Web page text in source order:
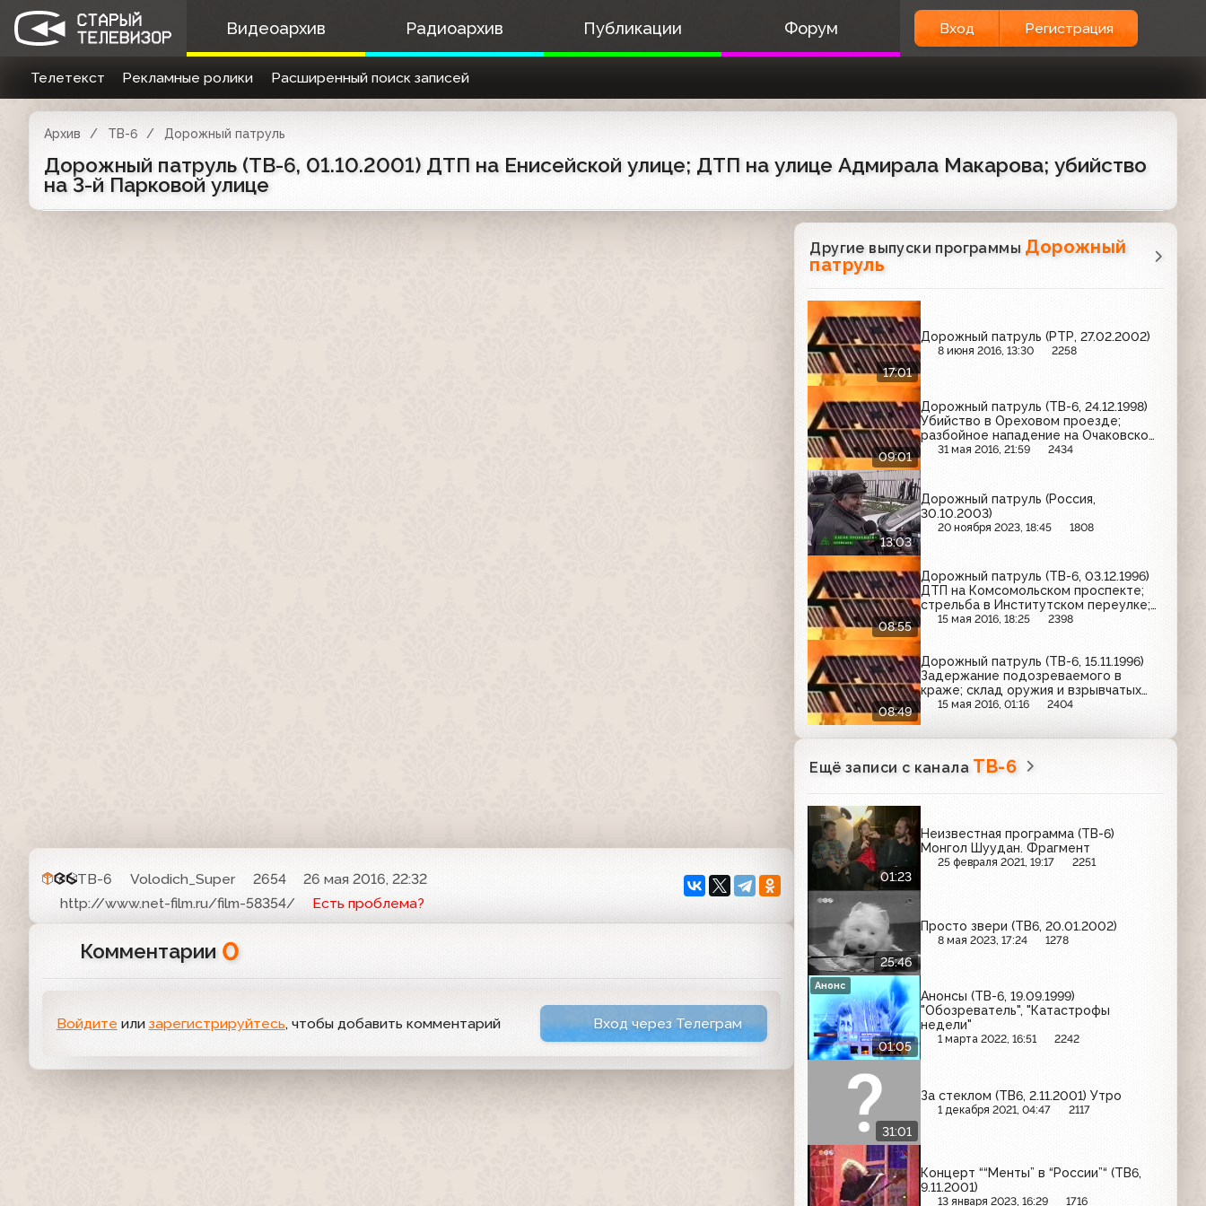
Видеоархив Радиоархив Публикации Форум Вход Регистрация
Телетекст Рекламные ролики Расширенный поиск записей
Архив ТВ-6 Дорожный патруль
Дорожный патруль (ТВ-6, 01.10.2001) ДТП на Енисейской улице; ДТП на улице Адмирала Макарова; убийство
на 3-й Парковой улице
ТВ-6 Volodich_Super 2654
26 мая 2016, 22:32
http://www.net-film.ru/film-58354/
Есть проблема?
Комментарии 0
Войдите или зарегистрируйтесь, чтобы добавить комментарий Вход через Телеграм
Другие выпуски программы Дорожный
патруль
17:01
Дорожный патруль (РТР, 27.02.2002)
8 июня 2016, 13:30 2258
09:01
Дорожный патруль (ТВ-6, 24.12.1998)
Убийство в Ореховом проезде;
разбойное нападение на Очаковском
шоссе; труп мужчины на Бирюлёвской
31 мая 2016, 21:59 2434
13:03
Дорожный патруль (Россия,
30.10.2003)
20 ноября 2023, 18:45 1808
08:55
Дорожный патруль (ТВ-6, 03.12.1996)
ДТП на Комсомольском проспекте;
стрельба в Институтском переулке;
стрельба в проезде завода "Серп и
15 мая 2016, 18:25 2398
08:49
Дорожный патруль (ТВ-6, 15.11.1996)
Задержание подозреваемого в
краже; склад оружия и взрывчатых
веществ на Воронцовской улице;
15 мая 2016, 01:16 2404
Ещё записи с канала ТВ-6
01:23
Неизвестная программа (ТВ-6)
Монгол Шуудан. Фрагмент
25 февраля 2021, 19:17 2251
25:46
Просто звери (ТВ6, 20.01.2002)
8 мая 2023, 17:24 1278
01:05
Анонсы (ТВ-6, 19.09.1999)
"Обозреватель", "Катастрофы
недели"
1 марта 2022, 16:51 2242
Анонс
31:01
За стеклом (ТВ6, 2.11.2001) Утро
1 декабря 2021, 04:47 2117
Концерт ““Менты” в “России”“ (ТВ6,
9.11.2001)
13 января 2023, 16:29 1716